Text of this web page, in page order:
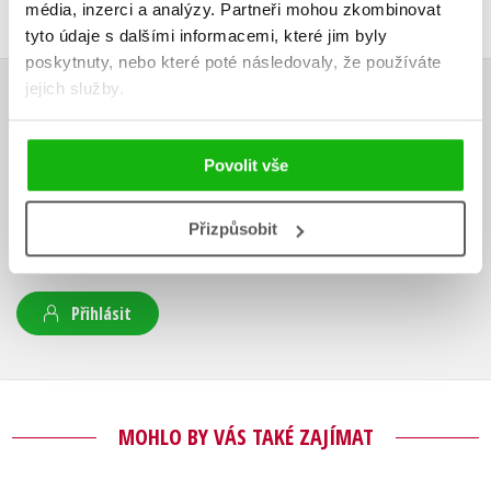
média, inzerci a analýzy. Partneři mohou zkombinovat
tyto údaje s dalšími informacemi, které jim byly
poskytnuty, nebo které poté následovaly, že používáte
jejich služby.
Povolit vše
Přizpůsobit
HODNOCENÍ ČTENÁŘŮ
V současné době nejsou vytvořena žádná uživatelská hodnocení.
Uživatelskou recenzi mohou vkládat pouze registrovaní uživatelé
Přihlásit
MOHLO BY VÁS TAKÉ ZAJÍMAT